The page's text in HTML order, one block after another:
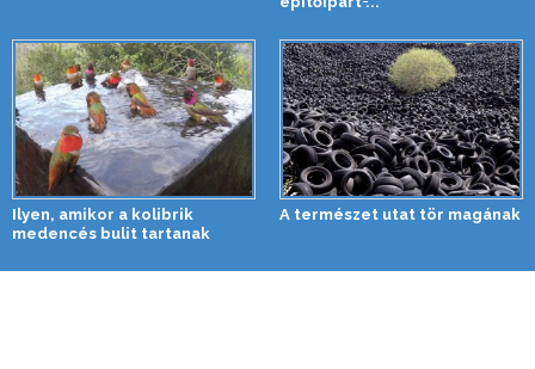
Ilyen, amikor a kolibrik
medencés bulit tartanak
A természet utat tör magának